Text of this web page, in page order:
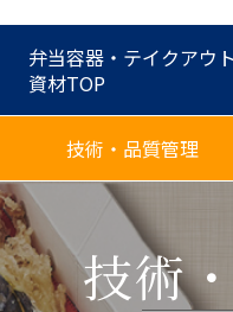
弁当容器・テイクアウト
資材TOP
技術・品質管理
技術